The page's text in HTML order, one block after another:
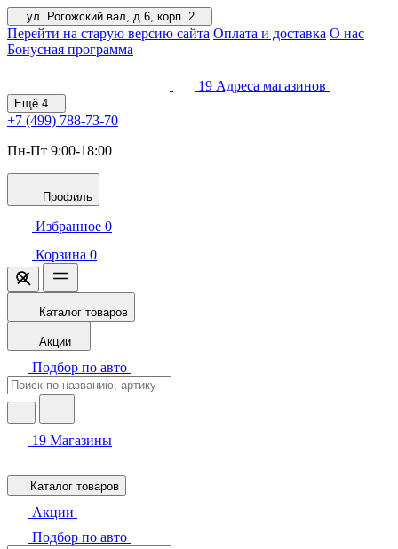
ул. Рогожский вал, д.6, корп. 2
Перейти на старую версию сайта Оплата и доставка О нас
Бонусная программа
19 Адреса магазинов
Ещё 4
+7 (499) 788-73-70
Пн-Пт 9:00-18:00
Профиль
Избранное 0
Корзина 0
Каталог товаров
Акции
Подбор по авто
19 Магазины
Каталог товаров
Акции
Подбор по авто